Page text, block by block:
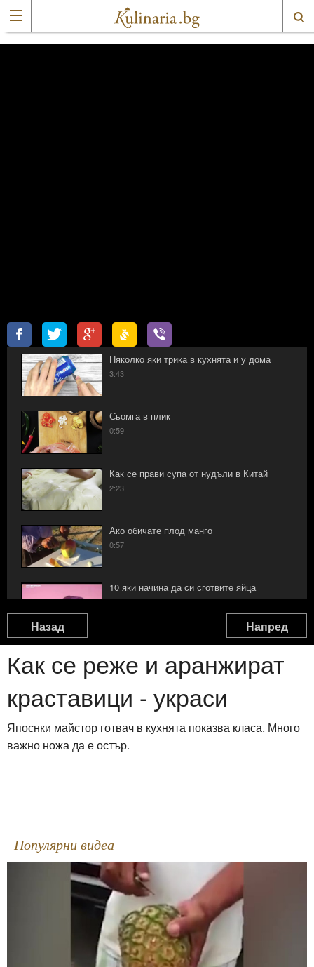
Няколко яки трика в кухнята и у дома
3:43
Сьомга в плик
0:59
Как се прави супа от нудъли в Китай
2:23
Ако обичате плод манго
0:57
10 яки начина да си сготвите яйца
1:32
Какво да правим с черупките от яйцата
1:53
Taco Braid
0:37
Филетиране на Щука
5:19
Назад Напред
Как се реже и аранжират
краставици - украси
Япоснки майстор готвач в кухнята показва класа. Много
важно ножа да е остър.
Популярни видеа